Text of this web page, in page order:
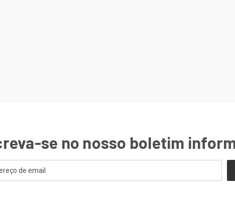
se no nosso boletim